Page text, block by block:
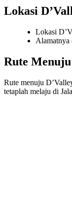
Lokasi
Lokasi
Alamatnya
Rute
Rute menuju
tetaplah melaju di